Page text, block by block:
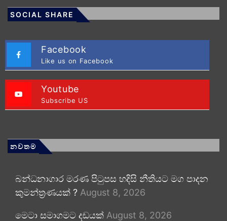
SOCIAL SHARE
Facebook
Like us on Facebook
Youtube
Subscribe US
නවතම
බන්ධනාගාර මරණ පිටුපස හදිසි නීතියට මග පාදන
කුමන්ත්‍රණයක් ? August 8, 2026
මෙටා සමාගමට දඩයක් August 8, 2026